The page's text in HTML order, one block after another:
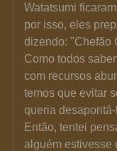
Watatsumi
por isso, eles
dizendo: "Chefão
Como todos
com recursos
temos que evitar
queria
Então, tentei
alguém estivesse